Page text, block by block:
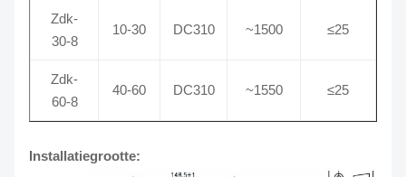
Zdk-
30-8
10-30 DC310 ~1500 ≤25
Zdk-
60-8
40-60 DC310 ~1550 ≤25
Installatiegrootte: